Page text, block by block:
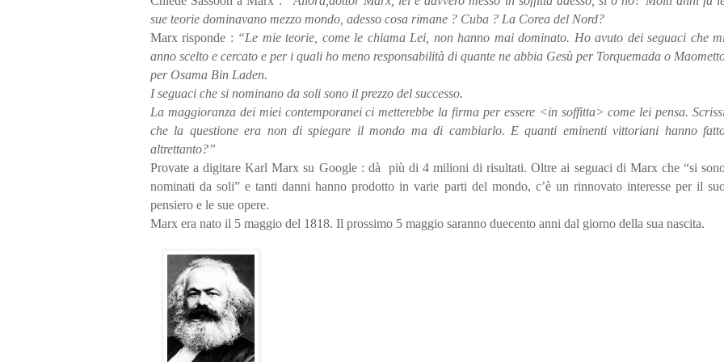
sue teorie dominavano mezzo mondo, adesso cosa rimane ? Cuba ? La Corea del Nord?
Marx risponde : “Le mie teorie, come le chiama Lei, non hanno mai dominato. Ho avuto dei seguaci che
anno scelto e cercato e per i quali ho meno responsabilità di quante ne abbia Gesù per Torquemada o
per Osama Bin Laden.
I seguaci che si nominano da soli sono il prezzo del successo.
La maggioranza dei miei contemporanei ci metterebbe la firma per essere <in soffitta> come lei pensa.
che la questione era non di spiegare il mondo ma di cambiarlo. E quanti eminenti vittoriani hanno
altrettanto?”
Provate a digitare Karl Marx su Google : dà più di 4 milioni di risultati. Oltre ai seguaci di Marx che “si
nominati da soli” e tanti danni hanno prodotto in varie parti del mondo, c’è un rinnovato interesse per il
pensiero e le sue opere.
Marx era nato il 5 maggio del 1818. Il prossimo 5 maggio saranno duecento anni dal giorno della sua nascita.